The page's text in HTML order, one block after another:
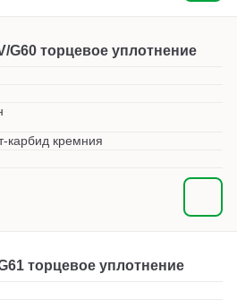
G60 торцевое уплотнение
карбид кремния
торцевое уплотнение